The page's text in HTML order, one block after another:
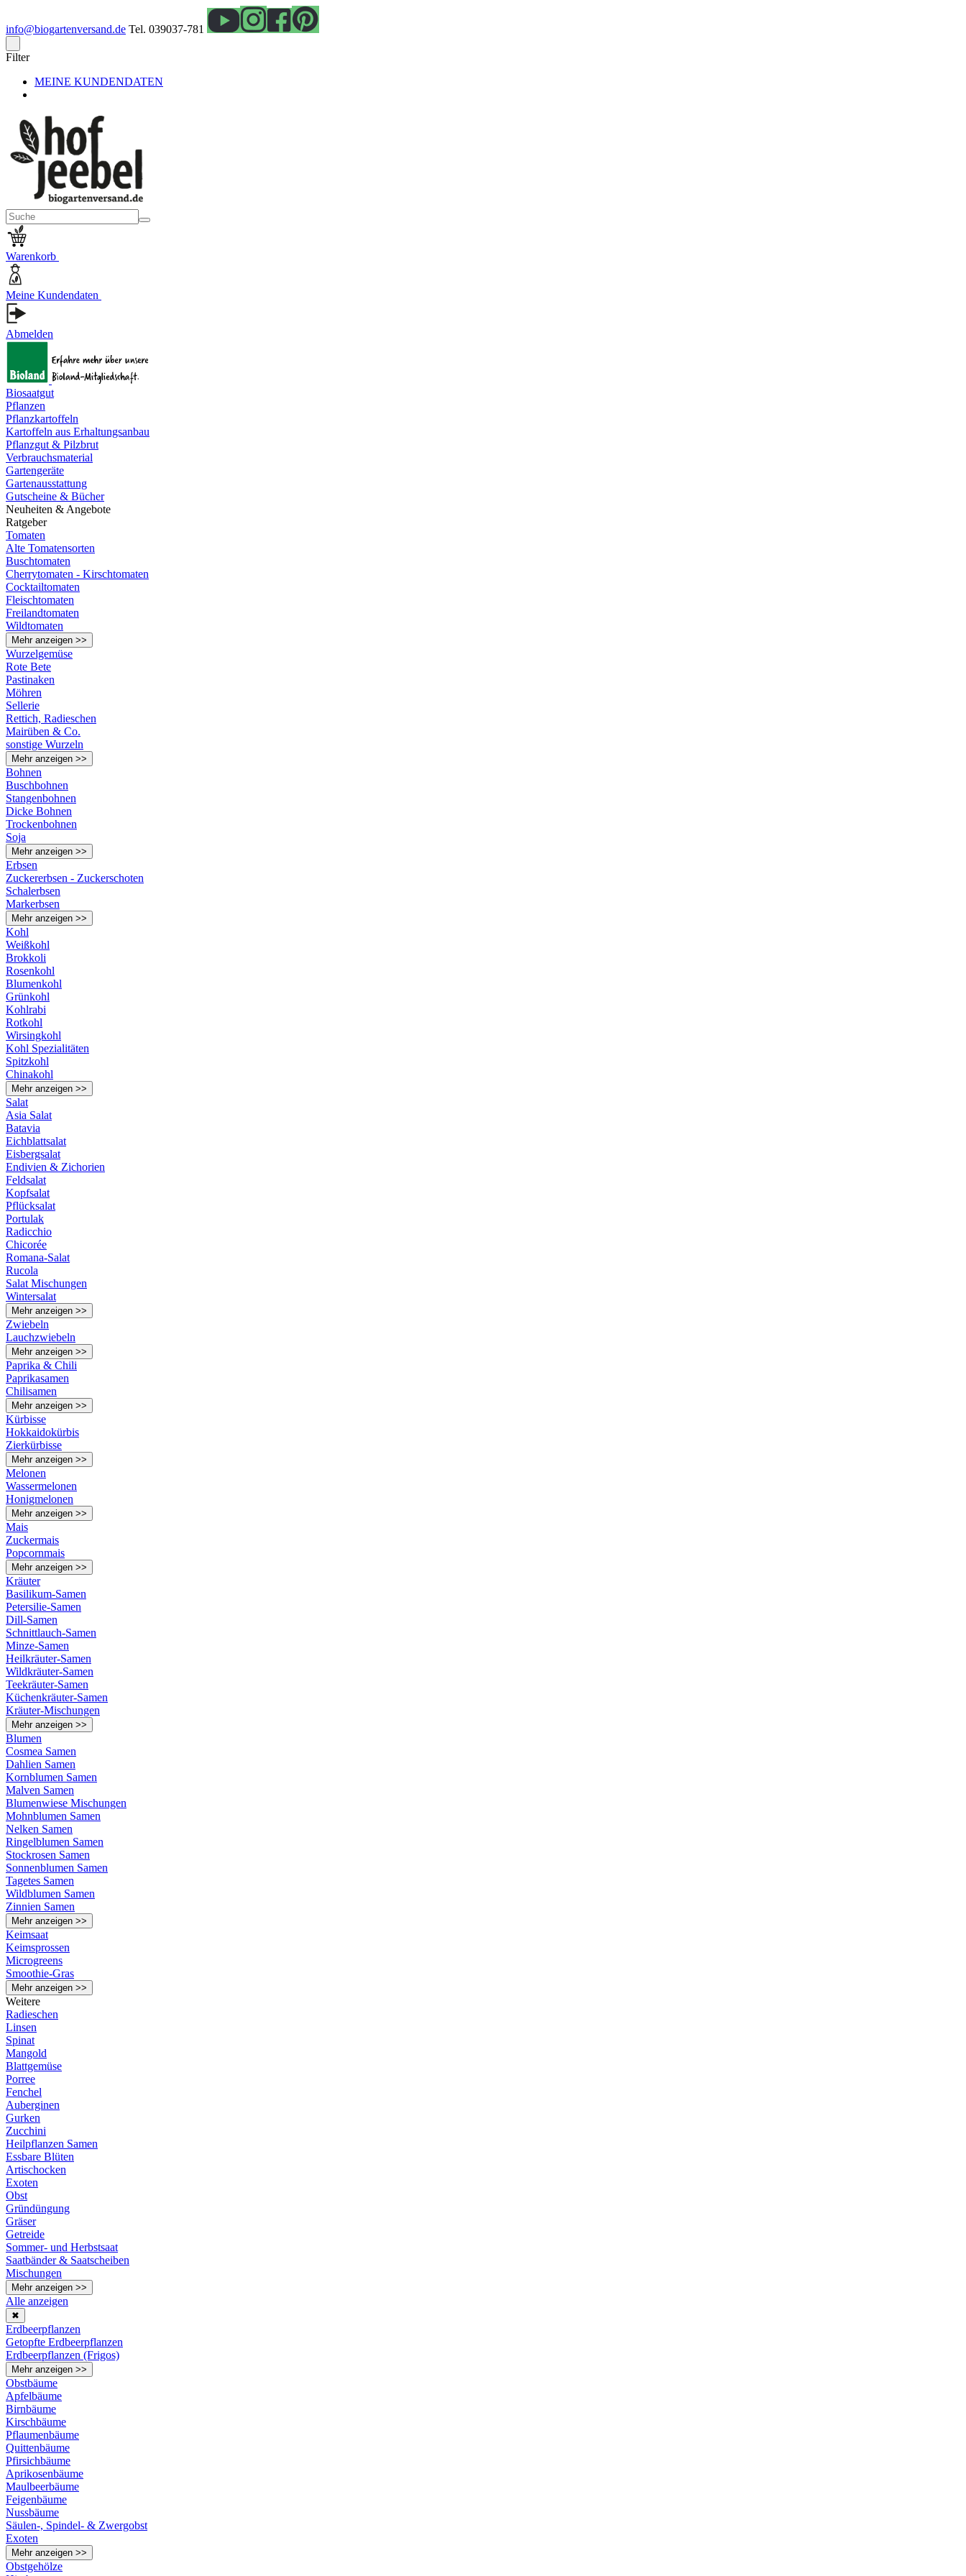
info@biogartenversand.de Tel. 039037-781
Filter
MEINE KUNDENDATEN
Warenkorb
Meine Kundendaten
Abmelden
Biosaatgut
Pflanzen
Pflanzkartoffeln
Kartoffeln aus Erhaltungsanbau
Pflanzgut & Pilzbrut
Verbrauchsmaterial
Gartengeräte
Gartenausstattung
Gutscheine & Bücher
Neuheiten & Angebote
Ratgeber
Tomaten
Alte Tomatensorten
Buschtomaten
Cherrytomaten - Kirschtomaten
Cocktailtomaten
Fleischtomaten
Freilandtomaten
Wildtomaten
Mehr anzeigen >>
Wurzelgemüse
Rote Bete
Pastinaken
Möhren
Sellerie
Rettich, Radieschen
Mairüben & Co.
sonstige Wurzeln
Mehr anzeigen >>
Bohnen
Buschbohnen
Stangenbohnen
Dicke Bohnen
Trockenbohnen
Soja
Mehr anzeigen >>
Erbsen
Zuckererbsen - Zuckerschoten
Schalerbsen
Markerbsen
Mehr anzeigen >>
Kohl
Weißkohl
Brokkoli
Rosenkohl
Blumenkohl
Grünkohl
Kohlrabi
Rotkohl
Wirsingkohl
Kohl Spezialitäten
Spitzkohl
Chinakohl
Mehr anzeigen >>
Salat
Asia Salat
Batavia
Eichblattsalat
Eisbergsalat
Endivien & Zichorien
Feldsalat
Kopfsalat
Pflücksalat
Portulak
Radicchio
Chicorée
Romana-Salat
Rucola
Salat Mischungen
Wintersalat
Mehr anzeigen >>
Zwiebeln
Lauchzwiebeln
Mehr anzeigen >>
Paprika & Chili
Paprikasamen
Chilisamen
Mehr anzeigen >>
Kürbisse
Hokkaidokürbis
Zierkürbisse
Mehr anzeigen >>
Melonen
Wassermelonen
Honigmelonen
Mehr anzeigen >>
Mais
Zuckermais
Popcornmais
Mehr anzeigen >>
Kräuter
Basilikum-Samen
Petersilie-Samen
Dill-Samen
Schnittlauch-Samen
Minze-Samen
Heilkräuter-Samen
Wildkräuter-Samen
Teekräuter-Samen
Küchenkräuter-Samen
Kräuter-Mischungen
Mehr anzeigen >>
Blumen
Cosmea Samen
Dahlien Samen
Kornblumen Samen
Malven Samen
Blumenwiese Mischungen
Mohnblumen Samen
Nelken Samen
Ringelblumen Samen
Stockrosen Samen
Sonnenblumen Samen
Tagetes Samen
Wildblumen Samen
Zinnien Samen
Mehr anzeigen >>
Keimsaat
Keimsprossen
Microgreens
Smoothie-Gras
Mehr anzeigen >>
Weitere
Radieschen
Linsen
Spinat
Mangold
Blattgemüse
Porree
Fenchel
Auberginen
Gurken
Zucchini
Heilpflanzen Samen
Essbare Blüten
Artischocken
Exoten
Obst
Gründüngung
Gräser
Getreide
Sommer- und Herbstsaat
Saatbänder & Saatscheiben
Mischungen
Mehr anzeigen >>
Alle anzeigen
✖
Erdbeerpflanzen
Getopfte Erdbeerpflanzen
Erdbeerpflanzen (Frigos)
Mehr anzeigen >>
Obstbäume
Apfelbäume
Birnbäume
Kirschbäume
Pflaumenbäume
Quittenbäume
Pfirsichbäume
Aprikosenbäume
Maulbeerbäume
Feigenbäume
Nussbäume
Säulen-, Spindel- & Zwergobst
Exoten
Mehr anzeigen >>
Obstgehölze